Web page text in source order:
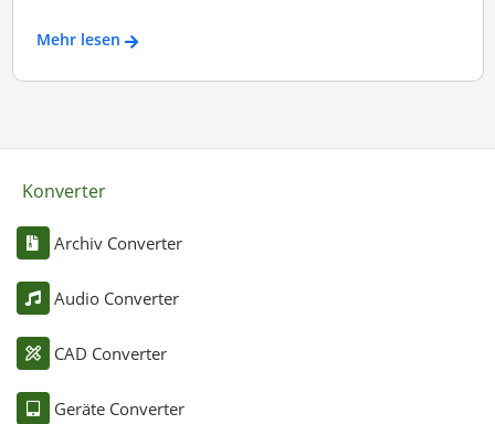
Mehr lesen
Konverter
Archiv Converter
Audio Converter
CAD Converter
Geräte Converter